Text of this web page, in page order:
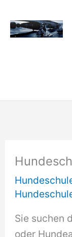
Inhalt
springen
Sie suchen
oder